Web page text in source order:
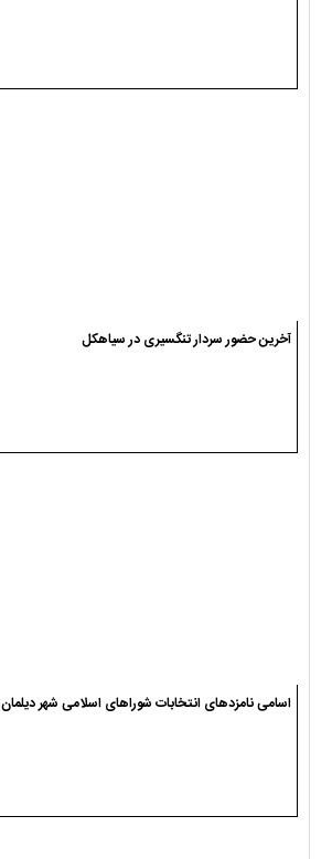
آخرین حضور سردار تنگسیری در سیاهکل
اسامی نامزدهای انتخابات شوراهای اسلامی شهر دیلمان